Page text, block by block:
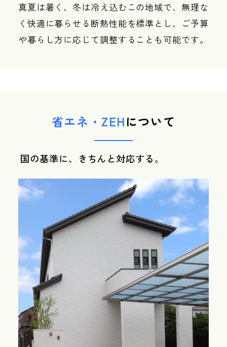
真夏は暑く、冬は冷え込むこの地域で、無理な
く快適に暮らせる断熱性能を標準とし、ご予算
や暮らし方に応じて調整することも可能です。
省エネ・ZEHについて
国の基準に、きちんと対応する。